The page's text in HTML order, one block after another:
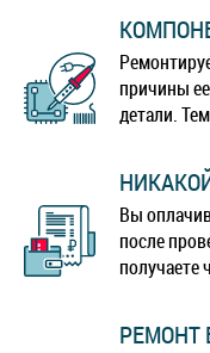
причины
детали.
Вы
после
получаете
РЕМОНТ